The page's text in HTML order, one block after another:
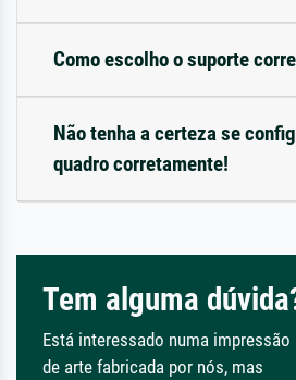
Como escolho o suporte
Não tenha a certeza se
quadro corretamente!
Tem alguma
Está interessado numa impressão
de arte fabricada por nós, mas